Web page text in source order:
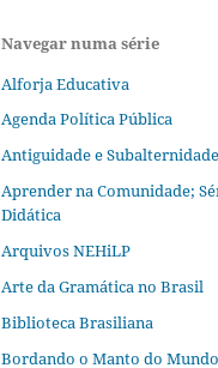
Navegar numa série
Alforja Educativa
Agenda Política Pública
Antiguidade e Subalternidade
Aprender na Comunidade;
Didática
Arquivos NEHiLP
Arte da Gramática no Brasil
Biblioteca Brasiliana
Bordando o Manto do Mundo